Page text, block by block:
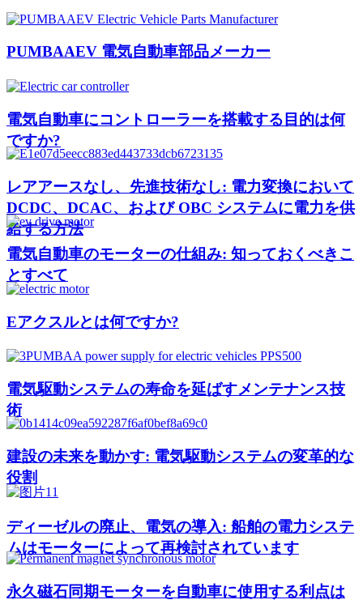
PUMBAAEV 電気自動車部品メーカー
電気自動車にコントローラーを搭載する目的は何
ですか?
レアアースなし、先進技術なし: 電力変換において
DCDC、DCAC、および OBC システムに電力を供
給する方法
電気自動車のモーターの仕組み: 知っておくべきこ
とすべて
Eアクスルとは何ですか?
電気駆動システムの寿命を延ばすメンテナンス技
術
建設の未来を動かす: 電気駆動システムの変革的な
役割
ディーゼルの廃止、電気の導入: 船舶の電力システ
ムはモーターによって再検討されています
永久磁石同期モーターを自動車に使用する利点は